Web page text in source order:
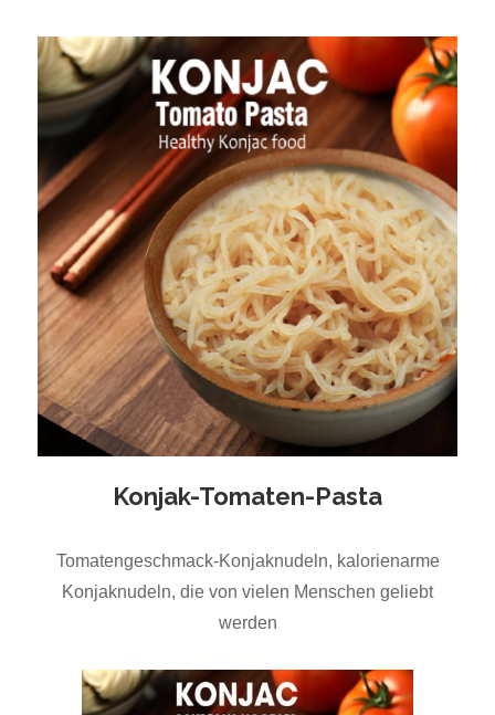
Konjak-Tomaten-Pasta
Tomatengeschmack-Konjaknudeln, kalorienarme
Konjaknudeln, die von vielen Menschen geliebt
werden